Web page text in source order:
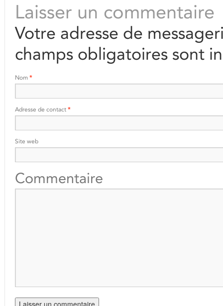
Laisser un commentaire
Votre adresse de
champs obligatoires sont
Nom *
Adresse de contact *
Site web
Commentaire